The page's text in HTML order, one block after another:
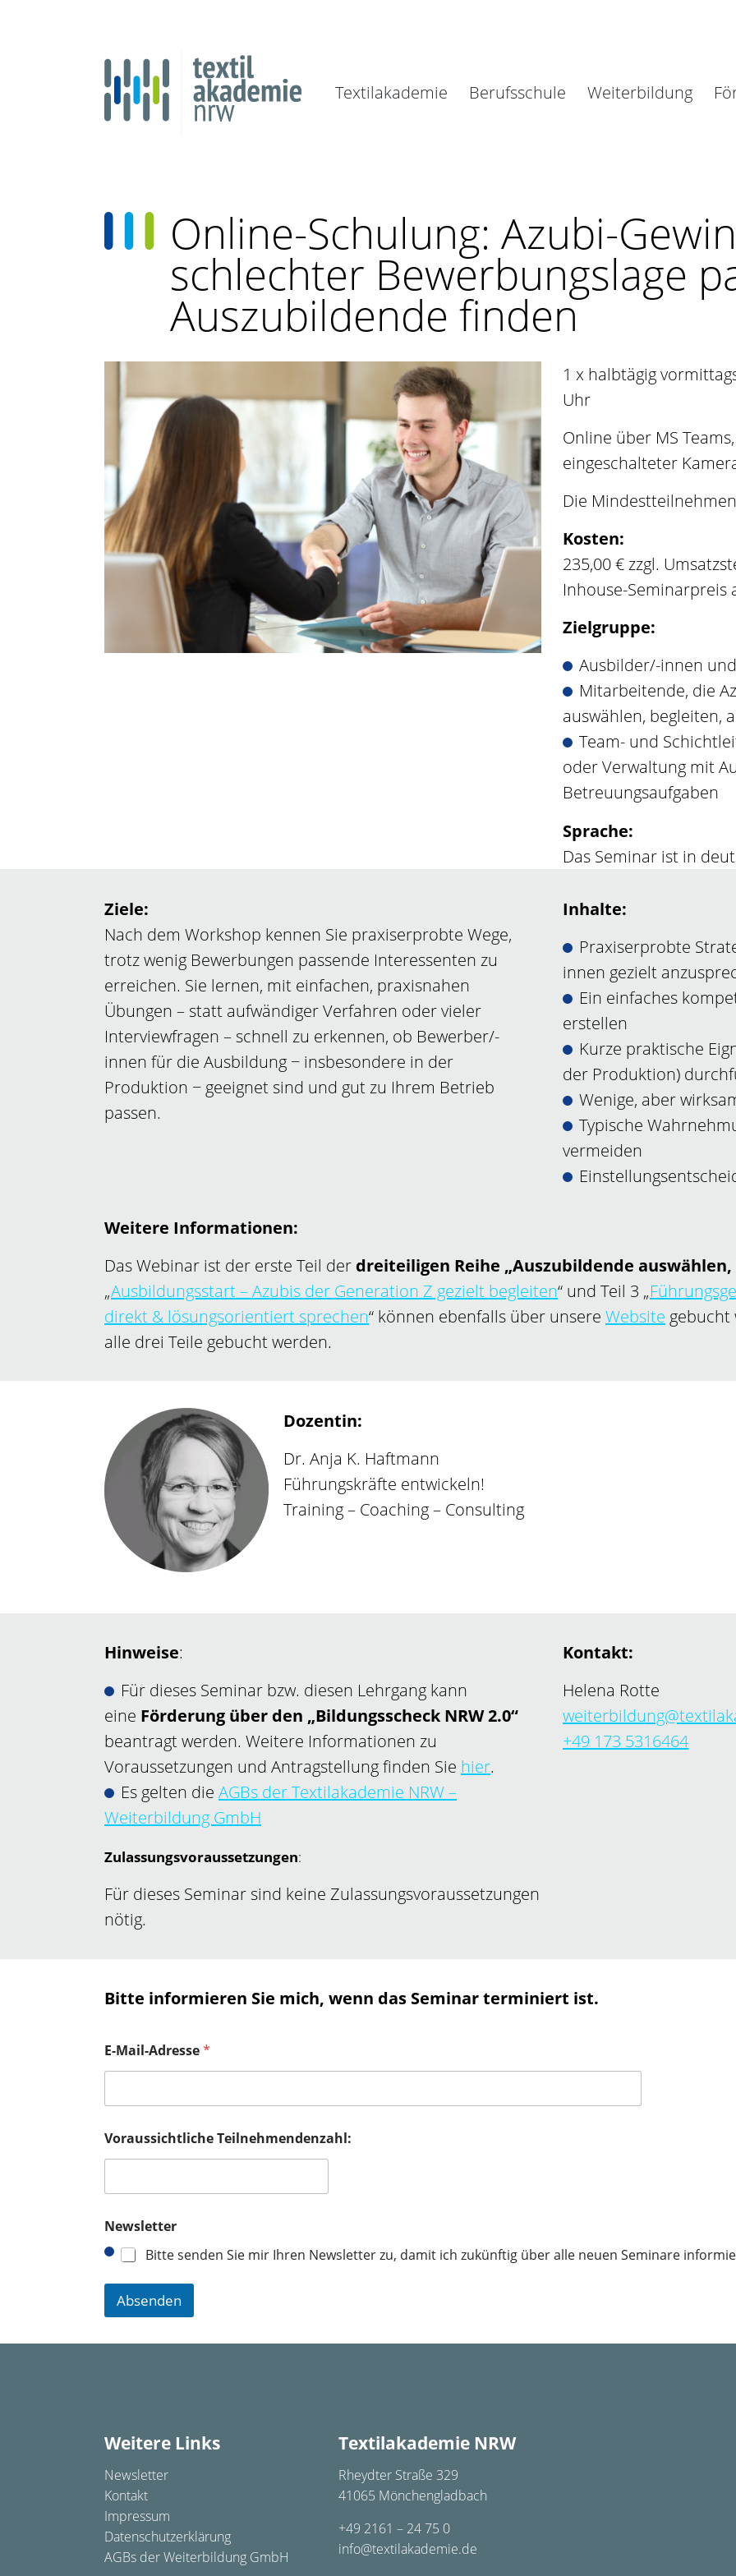
Textilakademie Berufsschule Weiterbildung
Online-Schulung: Azubi-
schlechter Bewerbungslage
Auszubildende finden
1 x halbtägig
Uhr
Online über MS
eingeschalteter
Die
Kosten:
235,00 € zzgl.
Inhouse-Seminarpreis
Zielgruppe:
Ausbilder/-innen
Mitarbeitende, die
auswählen, begleiten,
Team- und
oder Verwaltung mit
Betreuungsaufgaben
Sprache:
Das Seminar ist in
Ziele:
Nach dem Workshop kennen Sie praxiserprobte Wege,
trotz wenig Bewerbungen passende Interessenten zu
erreichen. Sie lernen, mit einfachen, praxisnahen
Übungen – statt aufwändiger Verfahren oder vieler
Interviewfragen – schnell zu erkennen, ob Bewerber/-
innen für die Ausbildung − insbesondere in der
Produktion − geeignet sind und gut zu Ihrem Betrieb
passen.
Inhalte:
Praxiserprobte
innen gezielt
Ein einfaches
erstellen
Kurze praktische
der Produktion)
Wenige, aber
Typische
vermeiden
Weitere Informationen:
Das Webinar ist der erste Teil der dreiteiligen Reihe „Auszubildende
„Ausbildungsstart – Azubis der Generation Z gezielt begleiten“ und Teil 3 „
direkt & lösungsorientiert sprechen“ können ebenfalls über unsere Website gebucht
alle drei Teile gebucht werden.
Dozentin:
Dr. Anja K. Haftmann
Führungskräfte entwickeln!
Training – Coaching – Consulting
Hinweise:
Für dieses Seminar bzw. diesen Lehrgang kann
eine Förderung über den „Bildungsscheck NRW 2.0“
beantragt werden. Weitere Informationen zu
Voraussetzungen und Antragstellung finden Sie hier.
Es gelten die AGBs der Textilakademie NRW –
Weiterbildung GmbH
Zulassungsvoraussetzungen:
Für dieses Seminar sind keine Zulassungsvoraussetzungen
nötig.
Kontakt:
Helena Rotte
+49 173 5316464
Bitte informieren Sie mich, wenn das Seminar terminiert ist.
E-Mail-Adresse*
Voraussichtliche Teilnehmendenzahl:
Newsletter
Bitte senden Sie mir Ihren Newsletter zu, damit ich zukünftig über alle neuen Seminare
Absenden
Weitere Links
Newsletter
Kontakt
Impressum
Datenschutzerklärung
AGBs der Weiterbildung GmbH
Textilakademie NRW
Rheydter Straße 329
41065 Mönchengladbach
+49 2161 – 24 75 0
info@textilakademie.de